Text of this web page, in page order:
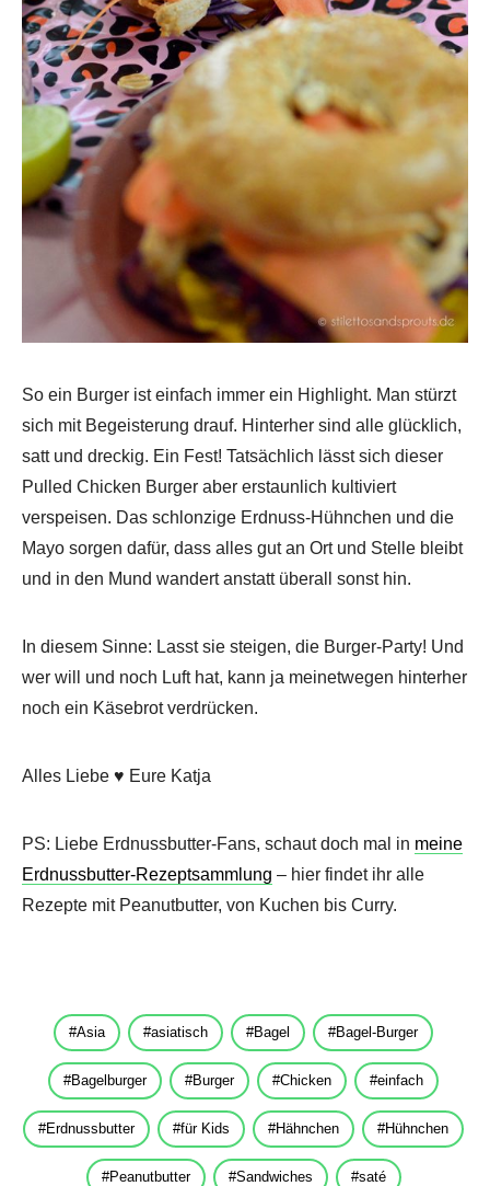
So ein Burger ist einfach immer ein Highlight. Man stürzt
sich mit Begeisterung drauf. Hinterher sind alle glücklich,
satt und dreckig. Ein Fest! Tatsächlich lässt sich dieser
Pulled Chicken Burger aber erstaunlich kultiviert
verspeisen. Das schlonzige Erdnuss-Hühnchen und die
Mayo sorgen dafür, dass alles gut an Ort und Stelle bleibt
und in den Mund wandert anstatt überall sonst hin.
In diesem Sinne: Lasst sie steigen, die Burger-Party! Und
wer will und noch Luft hat, kann ja meinetwegen hinterher
noch ein Käsebrot verdrücken.
Alles Liebe ♥ Eure Katja
PS: Liebe Erdnussbutter-Fans, schaut doch mal in meine
Erdnussbutter-Rezeptsammlung – hier findet ihr alle
Rezepte mit Peanutbutter, von Kuchen bis Curry.
Asia asiatisch Bagel Bagel-Burger
Bagelburger Burger Chicken einfach
Erdnussbutter für Kids Hähnchen Hühnchen
Peanutbutter Sandwiches saté